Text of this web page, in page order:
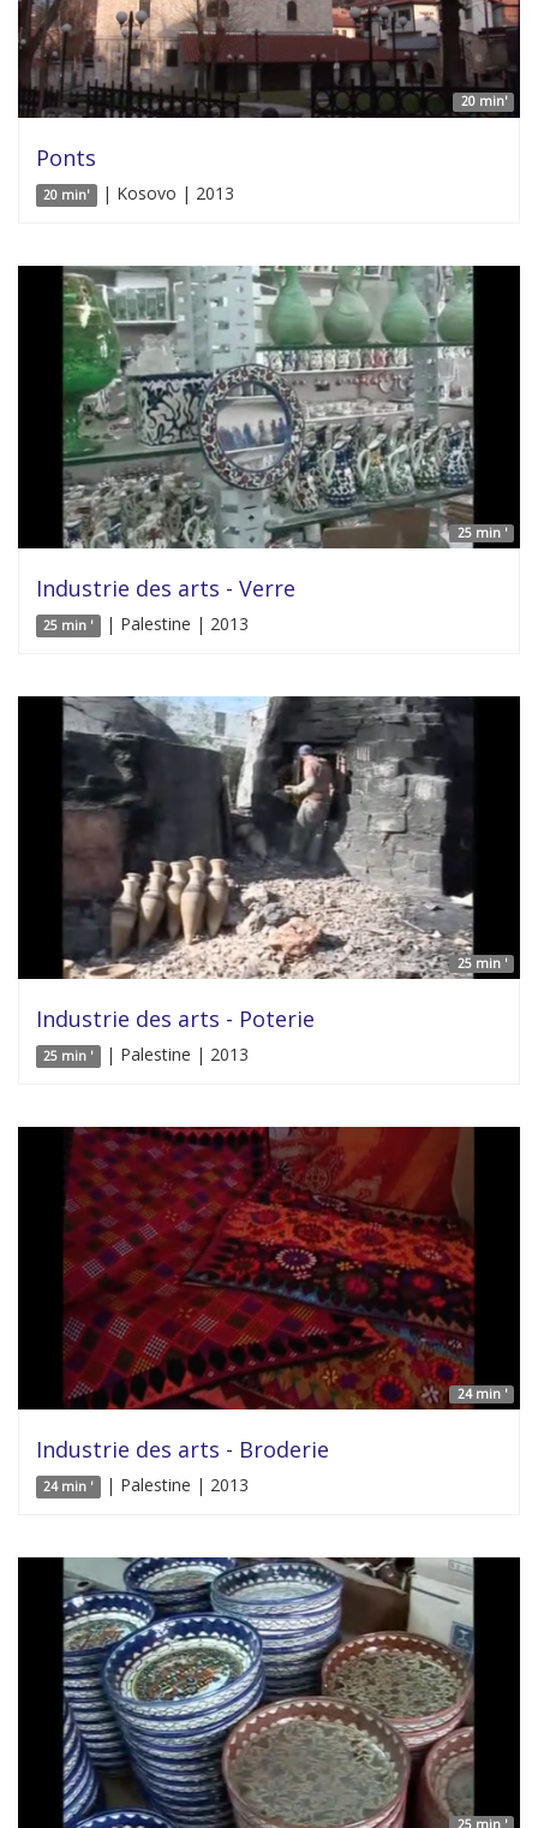
20 min'
Ponts
20 min' | Kosovo | 2013
25 min '
Industrie des arts - Verre
25 min ' | Palestine | 2013
25 min '
Industrie des arts - Poterie
25 min ' | Palestine | 2013
24 min '
Industrie des arts - Broderie
24 min ' | Palestine | 2013
25 min '